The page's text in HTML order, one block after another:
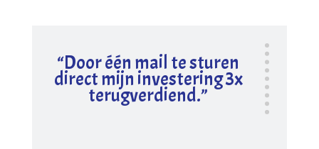
“Door één mail te sturen
direct mijn investering 3x
terugverdiend.”